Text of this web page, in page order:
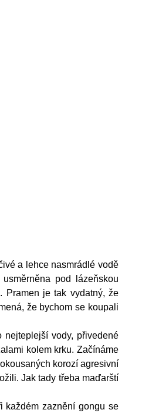
a lehce nasmrádlé vodě
pod lázeňskou
Pramen je tak vydatný, že
že bychom se koupali
nejteplejší vody, přivedené
kolem krku. Začínáme
korozí agresivní
Jak tady třeba maďarští
každém zaznění gongu se